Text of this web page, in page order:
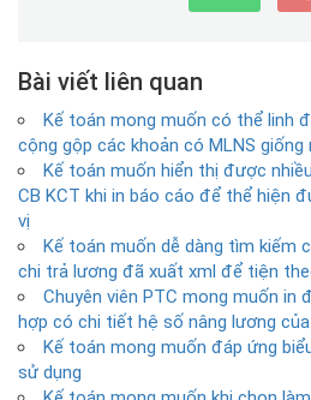
Bài viết liên quan
Kế toán mong muốn có thể linh
cộng gộp các khoản có MLNS giống
Kế toán muốn hiển thị được
CB KCT khi in báo cáo để thể hiện
vị
Kế toán muốn dễ dàng tìm kiếm
chi trả lương đã xuất xml để tiện
Chuyên viên PTC mong muốn in
hợp có chi tiết hệ số nâng lương
Kế toán mong muốn đáp ứng
sử dụng